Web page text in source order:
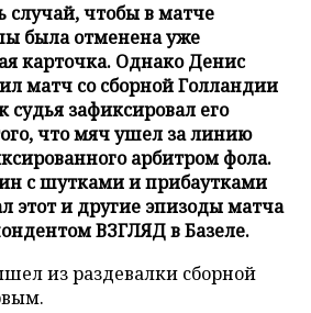
случай, чтобы в матче
была отменена уже
карточка. Однако Денис
матч со сборной Голландии
судья зафиксировал его
что мяч ушел за линию
арбитром фола.
с шутками и прибаутками
этот и другие эпизоды матча
ВЗГЛЯД в Базеле.
из раздевалки сборной